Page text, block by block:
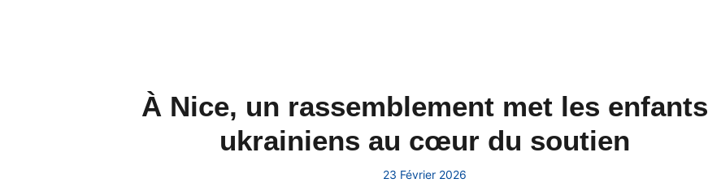
À Nice, un rassemblement met les enfants
ukrainiens au cœur du soutien
23 Février 2026